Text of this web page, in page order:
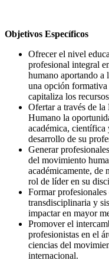
Objetivos Específicos
Ofrecer el nivel
profesional integral
humano aportando
una opción
capitaliza los
Ofertar a través de
Humano la
académica,
desarrollo de su
Generar
del movimiento
académicamente, de
rol de líder en su
Formar
transdisciplinaria y
impactar en mayor
Promover el
profesionistas en el
ciencias del
internacional.